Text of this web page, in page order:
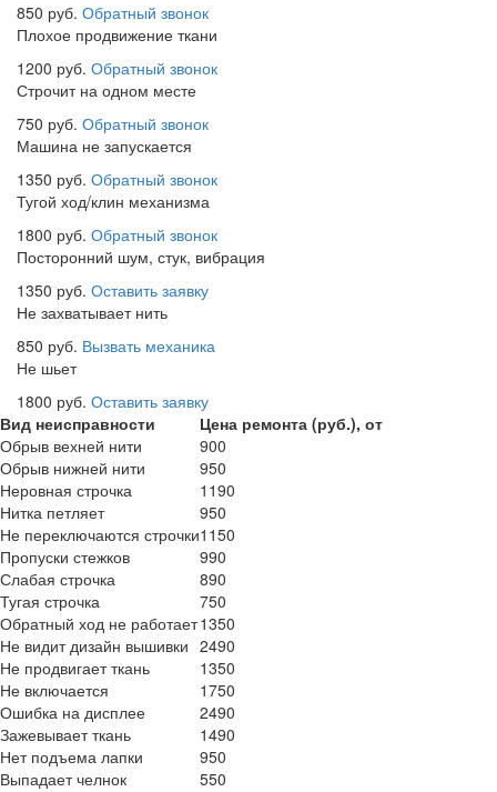
850 руб. Обратный звонок
Плохое продвижение ткани
1200 руб. Обратный звонок
Строчит на одном месте
750 руб. Обратный звонок
Машина не запускается
1350 руб. Обратный звонок
Тугой ход/клин механизма
1800 руб. Обратный звонок
Посторонний шум, стук, вибрация
1350 руб. Оставить заявку
Не захватывает нить
850 руб. Вызвать механика
Не шьет
1800 руб. Оставить заявку
Вид неисправности
Цена ремонта (руб.), от
Обрыв вехней нити
900
Обрыв нижней нити
950
Неровная строчка
1190
Нитка петляет
950
Не переключаются строчки1150
Пропуски стежков
990
Слабая строчка
890
Тугая строчка
750
Обратный ход не работает1350
Не видит дизайн вышивки 2490
Не продвигает ткань
1350
Не включается
1750
Ошибка на дисплее
2490
Зажевывает ткань
1490
Нет подъема лапки
950
Выпадает челнок
550